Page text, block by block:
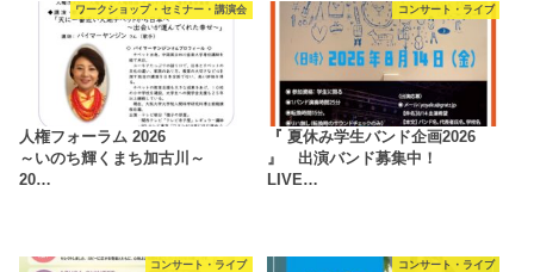
ワークショップ・セミナー・講演会
人権フォーラム 2026
～いのち輝くまち加古川～
20…
コンサート・ライブ
『 夏休み学生バンド企画2026
』 出演バンド募集中！
LIVE…
コンサート・ライブ コンサート・ライブ